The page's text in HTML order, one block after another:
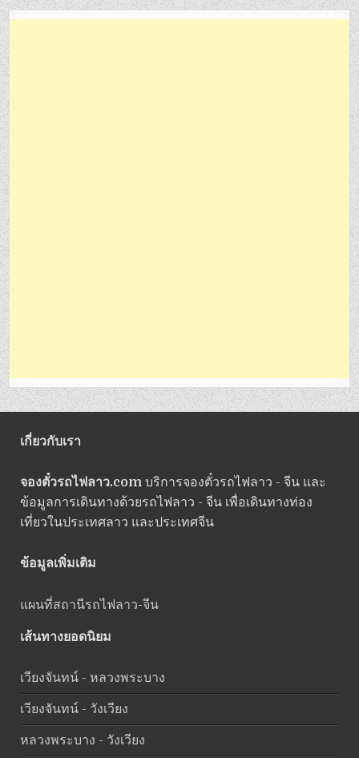
เกี่ยวกับเรา
จองตั๋วรถไฟลาว.com บริการจองตั๋วรถไฟลาว - จีน และ
ข้อมูลการเดินทางด้วยรถไฟลาว - จีน เพื่อเดินทางท่อง
เที่ยวในประเทศลาว และประเทศจีน
ข้อมูลเพิ่มเติม
แผนที่สถานีรถไฟลาว-จีน
เส้นทางยอดนิยม
เวียงจันทน์ - หลวงพระบาง
เวียงจันทน์ - วังเวียง
หลวงพระบาง - วังเวียง